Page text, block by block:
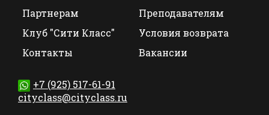
Партнерам
Преподавателям
Клуб "Сити Класс"
Условия возврата
Контакты
Вакансии
+7 (925) 517-61-91
cityclass@cityclass.ru